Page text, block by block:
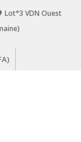
Lot°3 VDN Ouest